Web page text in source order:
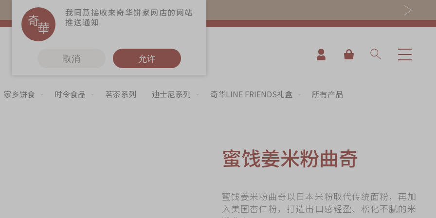
购物满$368(折扣后)即免本地运费！
我的购物车
更多
家乡饼食 时令食品 茗茶系列 迪士尼系列 奇华LINE FRIENDS礼盒 所有产品
蜜饯姜米粉曲奇
images
蜜饯姜米粉曲奇以日本米粉取代传统面粉，再加
入美国杏仁粉，打造出口感轻盈、松化不腻的米
我同意接收来奇华饼家网店的网站
推送通知
取消 允许